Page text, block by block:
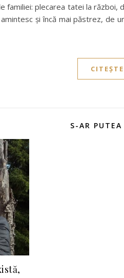
familiei: plecarea tatei la
și încă mai păstrez, de
S-AR